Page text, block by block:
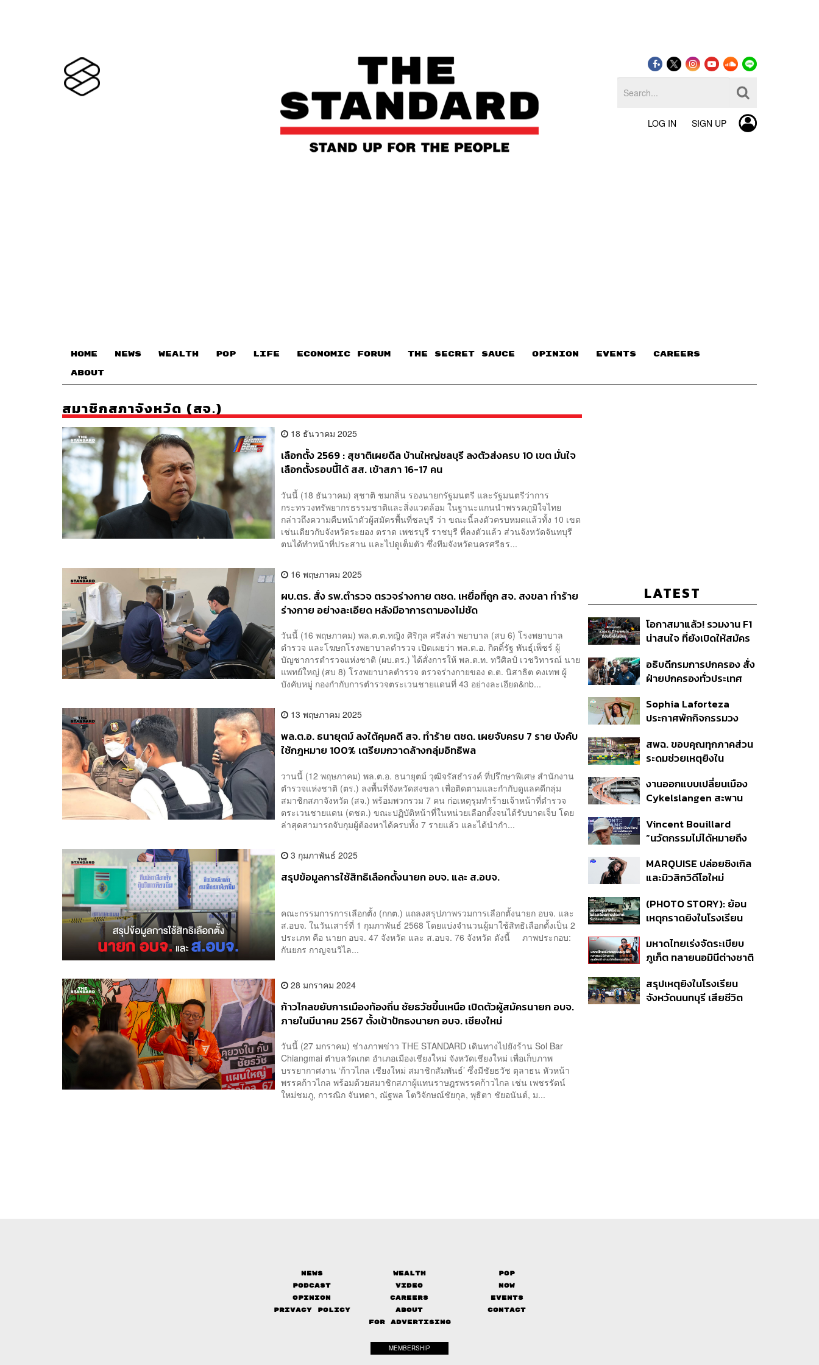
LOG IN SIGN UP
HOME NEWS WEALTH POP LIFE ECONOMIC FORUM THE SECRET SAUCE​ OPINION EVENTS CAREERS
ABOUT
สมาชิกสภาจังหวัด (สจ.)
18 ธันวาคม 2025
เลือกตั้ง 2569 : สุชาติเผยดีล บ้านใหญ่ชลบุรี ลงตัวส่งครบ 10 เขต มั่นใจ
เลือกตั้งรอบนี้ได้ สส. เข้าสภา 16-17 คน
วันนี้ (18 ธันวาคม) สุชาติ ชมกลิ่น รองนายกรัฐมนตรี และรัฐมนตรีว่าการ
กระทรวงทรัพยากรธรรมชาติและสิ่งแวดล้อม ในฐานะแกนนำพรรคภูมิใจไทย
กล่าวถึงความคืบหน้าตัวผู้สมัครพื้นที่ชลบุรี ว่า ขณะนี้ลงตัวครบหมดแล้วทั้ง 10 เขต
เช่นเดียวกับจังหวัดระยอง ตราด เพชรบุรี ราชบุรี ที่ลงตัวแล้ว ส่วนจังหวัดจันทบุรี
ตนได้ทำหน้าที่ประสาน และไปดูเต็มตัว ซึ่งทีมจังหวัดนครศรีธร...
16 พฤษภาคม 2025
ผบ.ตร. สั่ง รพ.ตำรวจ ตรวจร่างกาย ตชด. เหยื่อที่ถูก สจ. สงขลา ทำร้าย
ร่างกาย อย่างละเอียด หลังมีอาการตามองไม่ชัด
วันนี้ (16 พฤษภาคม) พล.ต.ต.หญิง ศิริกุล ศรีสง่า พยาบาล (สบ 6) โรงพยาบาล
ตำรวจ และโฆษกโรงพยาบาลตำรวจ เปิดเผยว่า พล.ต.อ. กิตติ์รัฐ พันธุ์เพ็ชร์ ผู้
บัญชาการตำรวจแห่งชาติ (ผบ.ตร.) ได้สั่งการให้ พล.ต.ท. ทวีศิลป์ เวชวิทารณ์ นาย
แพทย์ใหญ่ (สบ 8) โรงพยาบาลตำรวจ ตรวจร่างกายของ ด.ต. นิสาธิต คงเทพ ผู้
บังคับหมู่ กองกำกับการตำรวจตระเวนชายแดนที่ 43 อย่างละเอียด&nb...
13 พฤษภาคม 2025
พล.ต.อ. ธนายุตม์ ลงใต้คุมคดี สจ. ทำร้าย ตชด. เผยจับครบ 7 ราย บังคับ
ใช้กฎหมาย 100% เตรียมกวาดล้างกลุ่มอิทธิพล
วานนี้ (12 พฤษภาคม) พล.ต.อ. ธนายุตม์ วุฒิจรัสธำรงค์ ที่ปรึกษาพิเศษ สำนักงาน
ตำรวจแห่งชาติ (ตร.) ลงพื้นที่จังหวัดสงขลา เพื่อติดตามและกำกับดูแลคดีกลุ่ม
สมาชิกสภาจังหวัด (สจ.) พร้อมพวกรวม 7 คน ก่อเหตุรุมทำร้ายเจ้าหน้าที่ตำรวจ
ตระเวนชายแดน (ตชด.) ขณะปฏิบัติหน้าที่ในหน่วยเลือกตั้งจนได้รับบาดเจ็บ โดย
ล่าสุดสามารถจับกุมผู้ต้องหาได้ครบทั้ง 7 รายแล้ว และได้นำกำ...
3 กุมภาพันธ์ 2025
สรุปข้อมูลการใช้สิทธิเลือกตั้งนายก อบจ. และ ส.อบจ.
คณะกรรมการการเลือกตั้ง (กกต.) แถลงสรุปภาพรวมการเลือกตั้งนายก อบจ. และ
ส.อบจ. ในวันเสาร์ที่ 1 กุมภาพันธ์ 2568 โดยแบ่งจำนวนผู้มาใช้สิทธิเลือกตั้งเป็น 2
ประเภท คือ นายก อบจ. 47 จังหวัด และ ส.อบจ. 76 จังหวัด ดังนี้ ภาพประกอบ:
กันยกร กาญจนวิไล...
28 มกราคม 2024
ก้าวไกลขยับการเมืองท้องถิ่น ชัยธวัชขึ้นเหนือ เปิดตัวผู้สมัครนายก อบจ.
ภายในมีนาคม 2567 ตั้งเป้าปักธงนายก อบจ. เชียงใหม่
วันนี้ (27 มกราคม) ช่างภาพข่าว THE STANDARD เดินทางไปยังร้าน Sol Bar
Chiangmai ตำบลวัดเกต อำเภอเมืองเชียงใหม่ จังหวัดเชียงใหม่ เพื่อเก็บภาพ
บรรยากาศงาน ‘ก้าวไกล เชียงใหม่ สมาชิกสัมพันธ์’ ซึ่งมีชัยธวัช ตุลาธน หัวหน้า
พรรคก้าวไกล พร้อมด้วยสมาชิกสภาผู้แทนราษฎรพรรคก้าวไกล เช่น เพชรรัตน์
ใหม่ชมภู, การณิก จันทดา, ณัฐพล โตวิจักษณ์ชัยกุล, พุธิตา ชัยอนันต์, ม...
LATEST
โอกาสมาแล้ว! รวมงาน F1
น่าสนใจ ที่ยังเปิดให้สมัคร
อธิบดีกรมการปกครอง สั่ง
ฝ่ายปกครองทั่วประเทศ
อาวุธปืน-ยาเสพติด
Sophia Laforteza
ประกาศพักกิจกรรมวง
ดูแลสุขภาพจิต
สพฉ. ขอบคุณทุกภาคส่วน
ระดมช่วยเหตุยิงใน
ดูแลสิทธิ UCEP ผู้บาดเจ็บ
งานออกแบบเปลี่ยนเมือง
Cykelslangen สะพาน
โคเปนเฮเกน ทางสัญจร
ของเมืองที่น่าอยู่
Vincent Bouillard
“นวัตกรรมไม่ได้หมายถึง
MARQUISE ปล่อยซิงเกิล
และมิวสิกวิดีโอใหม่
สัมพันธ์สุด Toxic
(PHOTO STORY): ย้อน
เหตุกราดยิงในโรงเรียน
นักเรียน
มหาดไทยเร่งจัดระเบียบ
ภูเก็ต ทลายนอมินีต่างชาติ
ที่ดิน เคลียร์ใบอนุญาต
โรงแรมค้าง 7 ปี
สรุปเหตุยิงในโรงเรียน
จังหวัดนนทบุรี เสียชีวิต
News Wealth
Pop
Podcast
Video
Now
Opinion
Careers
Events
Privacy Policy
About
Contact
FOR ADVERTISING
MEMBERSHIP